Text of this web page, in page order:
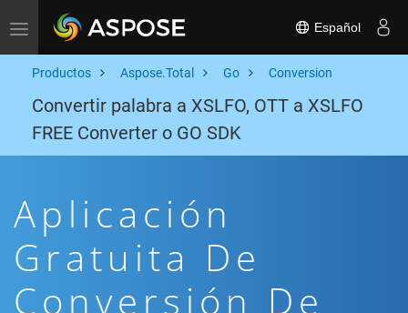
Toggle navigation Español
Productos Aspose.Total Go Conversion
Convertir palabra a XSLFO, OTT a XSLFO
FREE Converter o GO SDK
Aplicación
Gratuita De
Conversión De